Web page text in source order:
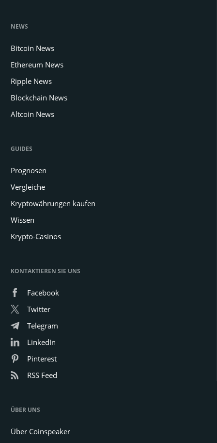
NEWS
Bitcoin News
Ethereum News
Ripple News
Blockchain News
Altcoin News
GUIDES
Prognosen
Vergleiche
Kryptowährungen kaufen
Wissen
Krypto-Casinos
KONTAKTIEREN SIE UNS
Facebook
Twitter
Telegram
LinkedIn
Pinterest
RSS Feed
ÜBER UNS
Über Coinspeaker